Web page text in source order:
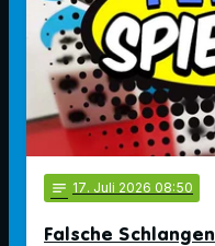
notes 17. Juli 2026 08:50
Falsche Schlangen